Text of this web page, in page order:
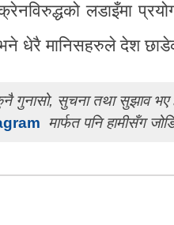
लडाइँमा
धेरै मानिसहरुले देश
गुनासो, सुचना तथा सुझाव भए
मार्फत पनि हामीसँग